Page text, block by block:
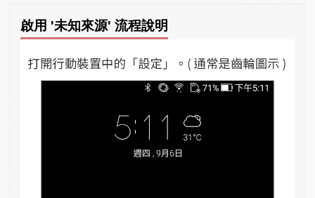
啟用 '未知來源' 流程說明